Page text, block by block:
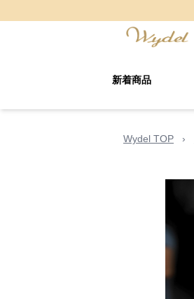
新着商品
Wydel TOP ›